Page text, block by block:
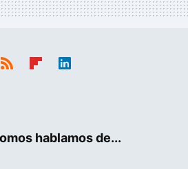
hablamos de...